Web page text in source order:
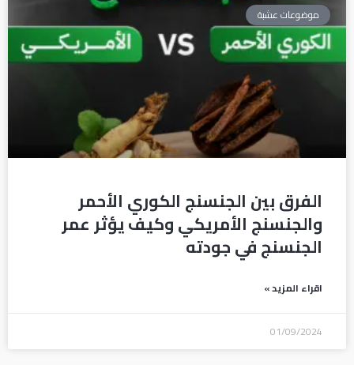
موضوعات عشبة
الفرق بين الجنسنج الكوري الأحمر
والجنسنج الأمريكي وكيف يؤثر عمر
الجنسنج في جودته
اقراء المزيد »
01/09/2024